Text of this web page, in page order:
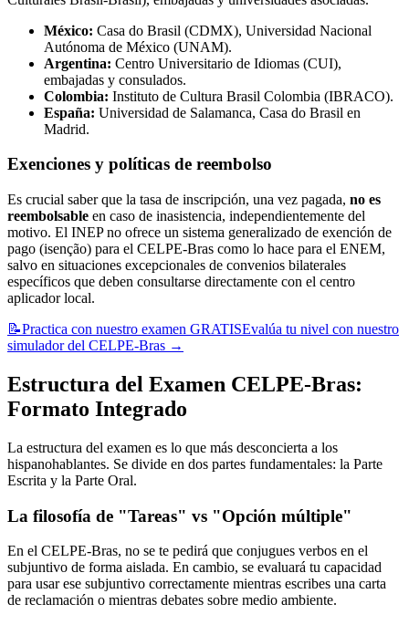
México: Casa do Brasil (CDMX), Universidad Nacional
Autónoma de México (UNAM).
Argentina: Centro Universitario de Idiomas (CUI),
embajadas y consulados.
Colombia: Instituto de Cultura Brasil Colombia (IBRACO).
España: Universidad de Salamanca, Casa do Brasil en
Madrid.
Exenciones y políticas de reembolso
Es crucial saber que la tasa de inscripción, una vez pagada, no es
reembolsable en caso de inasistencia, independientemente del
motivo. El INEP no ofrece un sistema generalizado de exención de
pago (isenção) para el CELPE-Bras como lo hace para el ENEM,
salvo en situaciones excepcionales de convenios bilaterales
específicos que deben consultarse directamente con el centro
aplicador local.
📝Practica con nuestro examen GRATISEvalúa tu nivel con nuestro
simulador del CELPE-Bras →
Estructura del Examen CELPE-Bras:
Formato Integrado
La estructura del examen es lo que más desconcierta a los
hispanohablantes. Se divide en dos partes fundamentales: la Parte
Escrita y la Parte Oral.
La filosofía de "Tareas" vs "Opción múltiple"
En el CELPE-Bras, no se te pedirá que conjugues verbos en el
subjuntivo de forma aislada. En cambio, se evaluará tu capacidad
para usar ese subjuntivo correctamente mientras escribes una carta
de reclamación o mientras debates sobre medio ambiente.